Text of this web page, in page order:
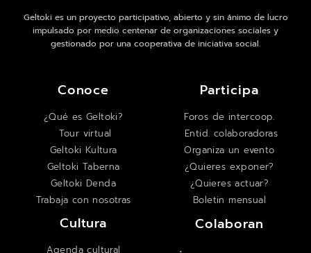
Geltoki es un proyecto participativo, abierto y sin ánimo de lucro
impulsado por medio centenar de organizaciones sociales y
gestionado por una cooperativa de iniciativa social.
Conoce
¿Qué es Geltoki?
Tour virtual
Geltoki Kultura
Geltoki Taberna
Geltoki Denda
Trabaja con nosotras
Participa
Foros de intercoop.
Entid. colaboradoras
Organiza un evento
¿Quieres exponer?
¿Quieres actuar?
Boletin mensual
Cultura
Agenda cultural
Colaboran